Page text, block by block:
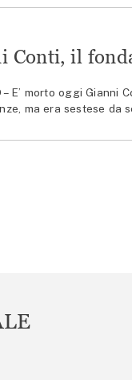
Conti, il
– E’ morto oggi
ma era sestese da